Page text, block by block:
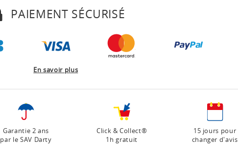
PAIEMENT SÉCURISÉ
En savoir plus
Garantie 2 ans
par le SAV Darty
Click & Collect®
1h gratuit
15 jours pour
changer d'avis